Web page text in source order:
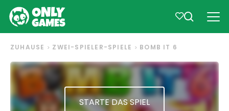
ZUHAUSE ZWEI-SPIELER-SPIELE BOMB IT 6
STARTE DAS SPIEL